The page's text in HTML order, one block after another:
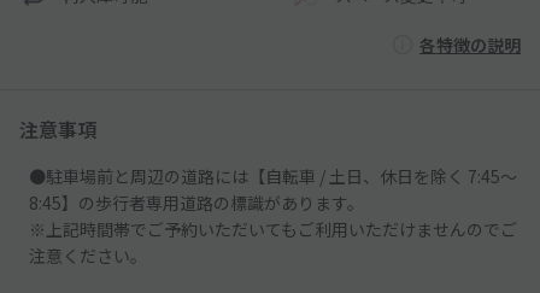
各特徴の説明
注意事項
●駐車場前と周辺の道路には【自転車 / 土日、休日を除く 7:45～
8:45】の歩行者専用道路の標識があります。
※上記時間帯でご予約いただいてもご利用いただけませんのでご
注意ください。